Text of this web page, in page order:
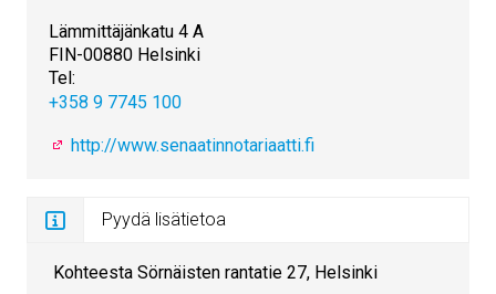
Lämmittäjänkatu 4 A
FIN-00880 Helsinki
Tel:
+358 9 7745 100
http://www.senaatinnotariaatti.fi
Pyydä lisätietoa
Kohteesta Sörnäisten rantatie 27, Helsinki